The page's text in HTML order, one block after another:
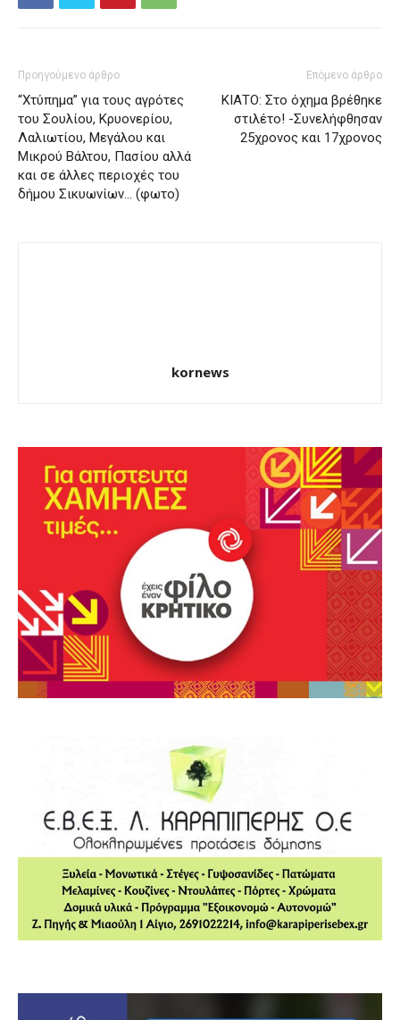
Προηγούμενο άρθρο
“Χτύπημα” για τους αγρότες
του Σουλίου, Κρυονερίου,
Λαλιωτίου, Μεγάλου και
Μικρού Βάλτου, Πασίου αλλά
και σε άλλες περιοχές του
δήμου Σικυωνίων… (φωτο)
Επόμενο άρθρο
ΚΙΑΤΟ: Στο όχημα βρέθηκε
στιλέτο! -Συνελήφθησαν
25χρονος και 17χρονος
kornews